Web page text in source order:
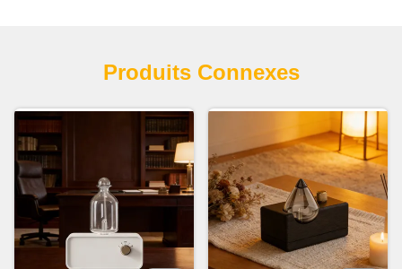
Produits Connexes